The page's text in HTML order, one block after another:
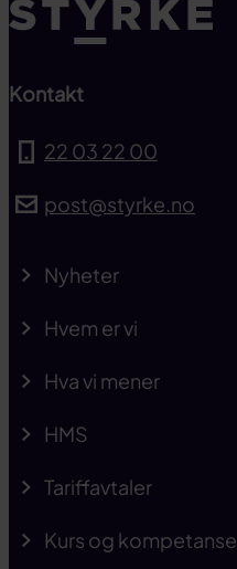
Kontakt
22 03 22 00
post@styrke.no
Nyheter
Hvem er vi
Hva vi mener
HMS
Tariffavtaler
Kurs og kompetanse